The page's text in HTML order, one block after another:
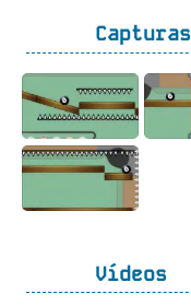
Capturas
Vídeos